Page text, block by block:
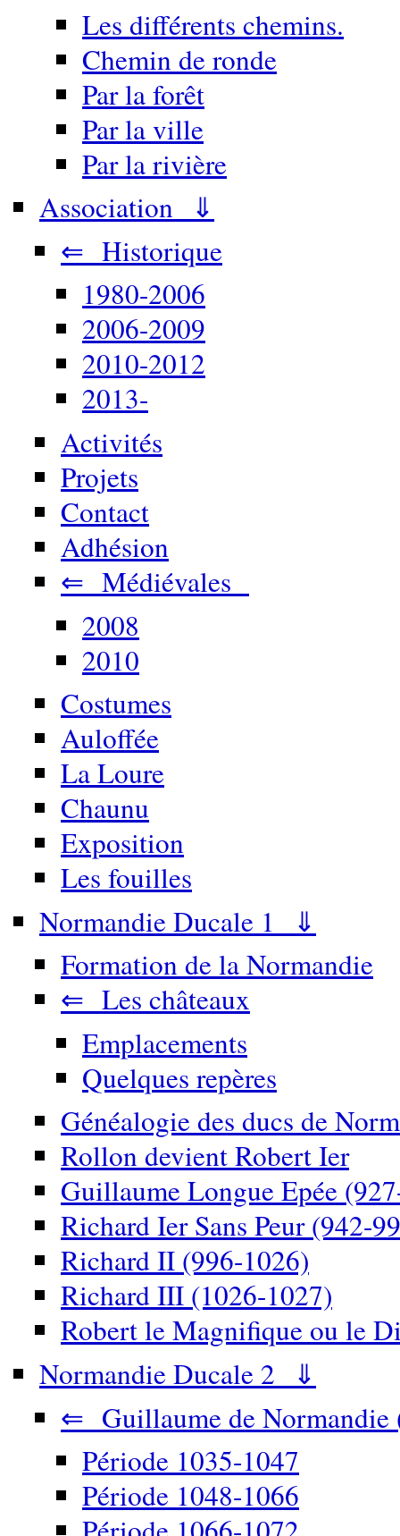
Les différents chemins.
Chemin de ronde
Par la forêt
Par la ville
Par la rivière
Association ⇓
⇐ Historique
1980-2006
2006-2009
2010-2012
2013-
Activités
Projets
Contact
Adhésion
⇐ Médiévales
2008
2010
Costumes
Auloffée
La Loure
Chaunu
Exposition
Les fouilles
Normandie Ducale 1 ⇓
Formation de la Normandie
⇐ Les châteaux
Emplacements
Quelques repères
Généalogie des ducs de
Rollon devient Robert Ier
Guillaume Longue Epée
Richard Ier Sans Peur (942-
Richard II (996-1026)
Richard III (1026-1027)
Robert le Magnifique ou le
Normandie Ducale 2 ⇓
⇐ Guillaume de Normandie
Période 1035-1047
Période 1048-1066